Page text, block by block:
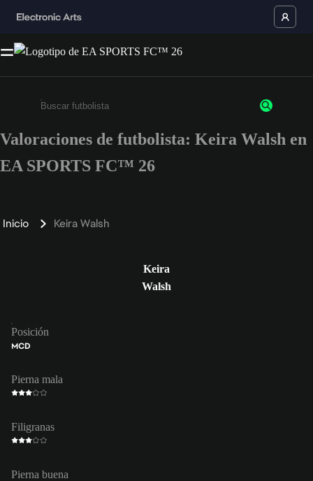
Escribe un mínimo de 3 caracteres o números.
Valoraciones de futbolista: Keira Walsh en
EA SPORTS FC™ 26
Inicio Keira Walsh
Keira
Walsh
Posición
MCD
Pierna mala
Filigranas
Pierna buena